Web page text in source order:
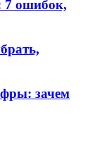
7 ошибок,
зачем